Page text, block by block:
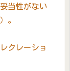
当性がない
。
クレーショ